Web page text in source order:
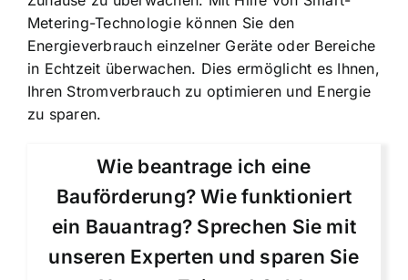
Metering-Technologie können Sie den
Energieverbrauch einzelner Geräte oder Bereiche
in Echtzeit überwachen. Dies ermöglicht es Ihnen,
Ihren Stromverbrauch zu optimieren und Energie
zu sparen.
Wie beantrage ich eine
Bauförderung? Wie funktioniert
ein Bauantrag? Sprechen Sie mit
unseren Experten und sparen Sie